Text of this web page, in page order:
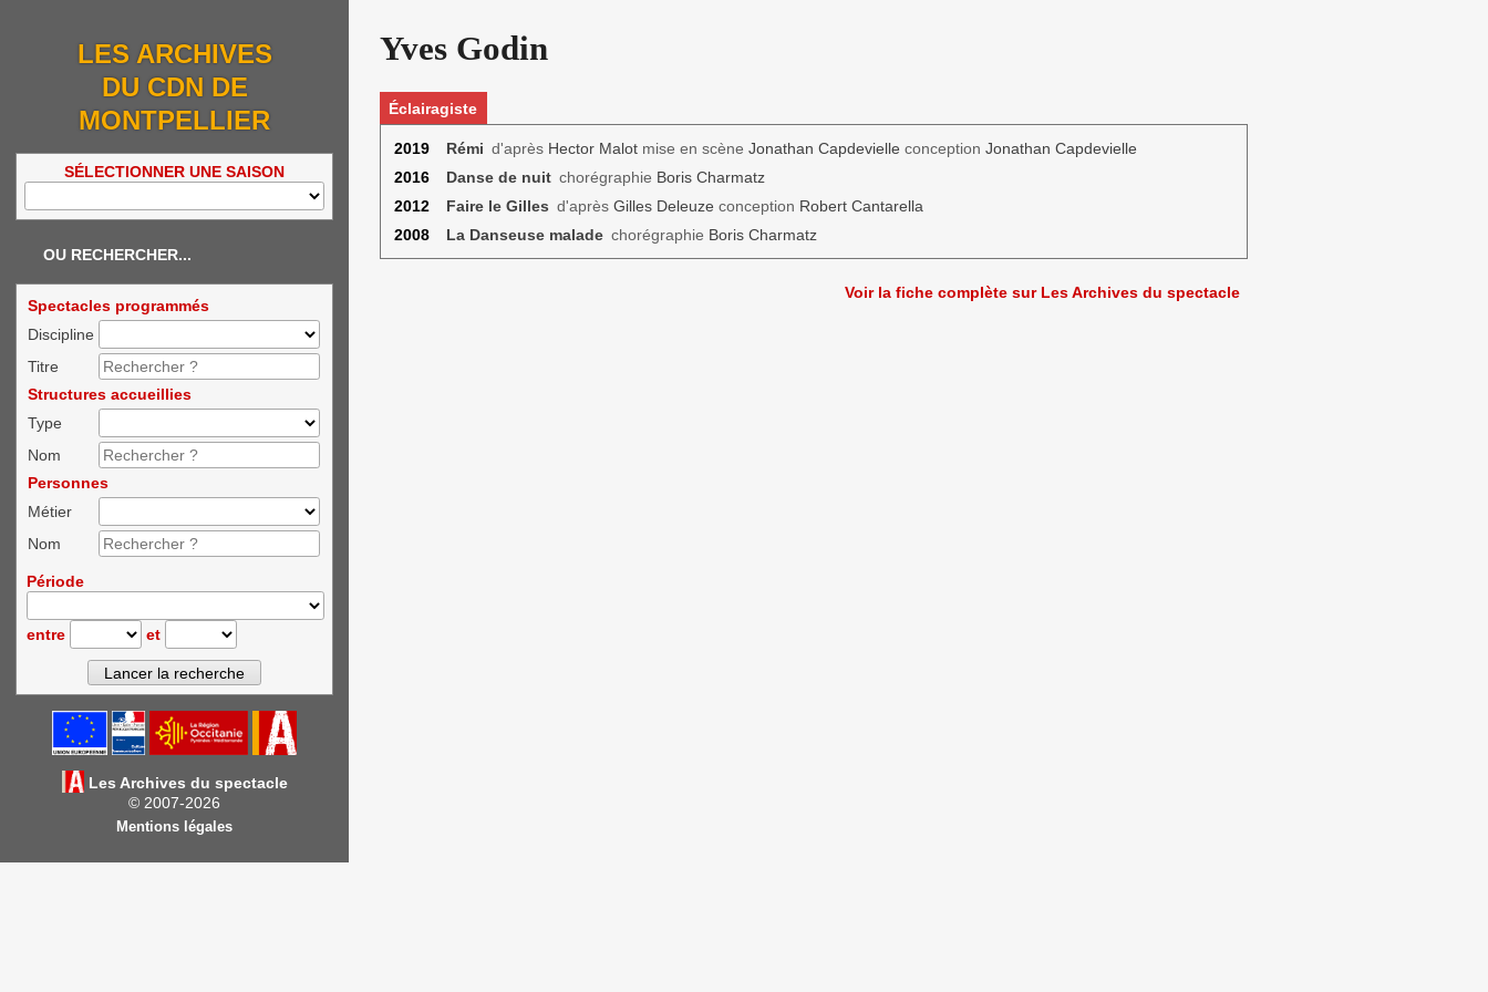
LES ARCHIVES
DU CDN DE
MONTPELLIER
SÉLECTIONNER UNE SAISON
OU RECHERCHER...
Spectacles programmés
Discipline
Titre
Structures accueillies
Type
Nom
Personnes
Métier
Nom
Période
entre et
Les Archives du spectacle
© 2007-2026
Mentions légales
Yves Godin
Éclairagiste
2019 Rémi d'après Hector Malotmise en scène Jonathan Capdevielle conception Jonathan Capdevielle
2016
Danse de nuitchorégraphie Boris Charmatz
2012
Faire le Gilles d'après Gilles Deleuze conception Robert Cantarella
2008
La Danseuse maladechorégraphie Boris Charmatz
Voir la fiche complète sur Les Archives du spectacle